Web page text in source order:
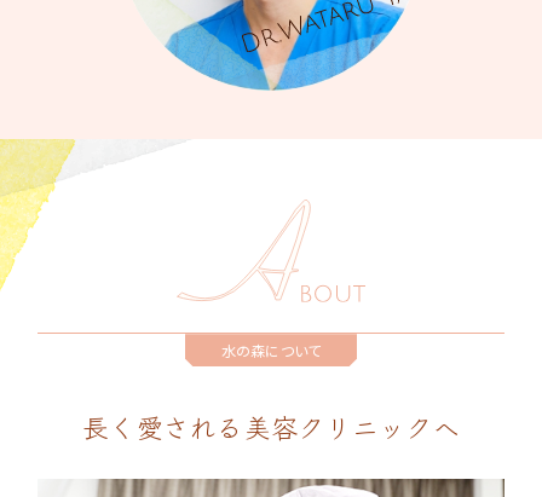
水の森について
長く愛される美容クリニックへ